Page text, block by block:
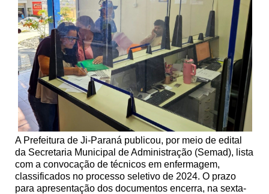
A Prefeitura de Ji-Paraná publicou, por meio de edital
da Secretaria Municipal de Administração (Semad), lista
com a convocação de técnicos em enfermagem,
classificados no processo seletivo de 2024. O prazo
para apresentação dos documentos encerra, na sexta-